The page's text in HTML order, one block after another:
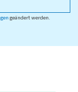
geändert werden.